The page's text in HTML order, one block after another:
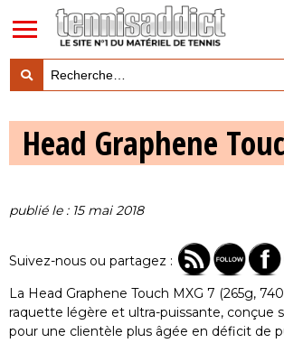
LES ACTUS MARQUES &
LES GUIDES DU MATERIEL
Head Graphene
publié le : 15 mai 2018
Suivez-nous ou partagez :
La Head Graphene Touch MXG 7 (265g,
raquette légère et ultra-puissante, conçue
pour une clientèle plus âgée en déficit de